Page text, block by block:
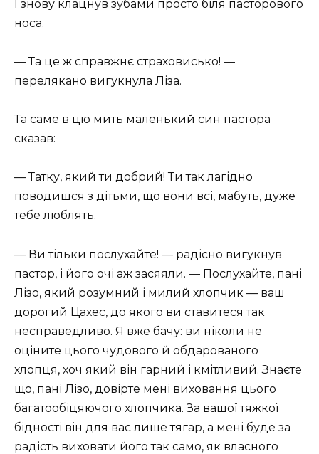
І знову клацнув зубами просто біля пасторового
носа.
— Та це ж справжнє страховисько! —
перелякано вигукнула Ліза.
Та саме в цю мить маленький син пастора
сказав:
— Татку, який ти добрий! Ти так лагідно
поводишся з дітьми, що вони всі, мабуть, дуже
тебе люблять.
— Ви тільки послухайте! — радісно вигукнув
пастор, і його очі аж засяяли. — Послухайте, пані
Лізо, який розумний і милий хлопчик — ваш
дорогий Цахес, до якого ви ставитеся так
несправедливо. Я вже бачу: ви ніколи не
оціните цього чудового й обдарованого
хлопця, хоч який він гарний і кмітливий. Знаєте
що, пані Лізо, довірте мені виховання цього
багатообіцяючого хлопчика. За вашої тяжкої
бідності він для вас лише тягар, а мені буде за
радість виховати його так само, як власного